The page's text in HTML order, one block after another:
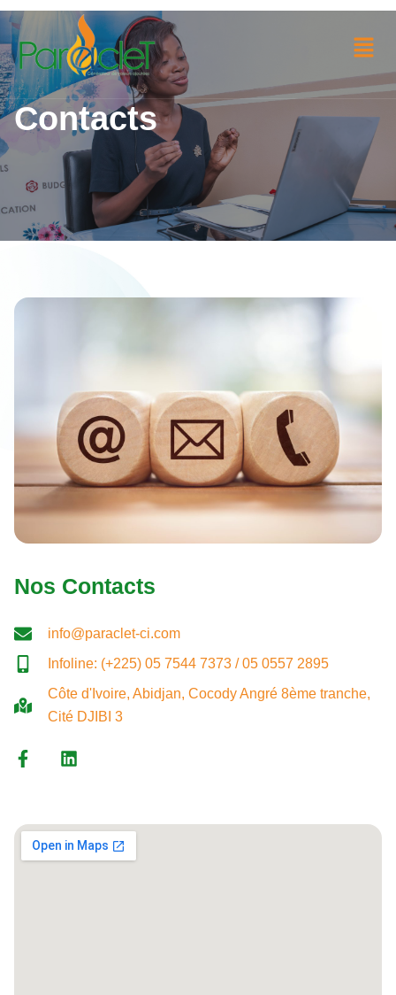
Contacts
Nos Contacts
info@paraclet-ci.com
Infoline: (+225) 05 7544 7373 / 05 0557 2895
Côte d'Ivoire, Abidjan, Cocody Angré 8ème tranche,
Cité DJIBI 3